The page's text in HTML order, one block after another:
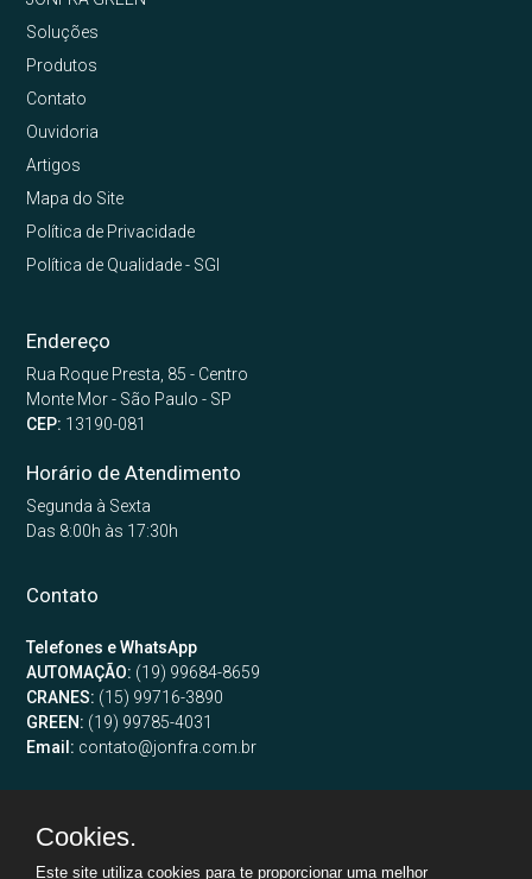
Soluções
Produtos
Contato
Ouvidoria
Artigos
Mapa do Site
Política de Privacidade
Política de Qualidade - SGI
Endereço
Rua Roque Presta, 85 - Centro
Monte Mor - São Paulo - SP
CEP: 13190-081
Horário de Atendimento
Segunda à Sexta
Das 8:00h às 17:30h
Contato
Telefones e WhatsApp
AUTOMAÇÃO: (19) 99684-8659
CRANES: (15) 99716-3890
GREEN: (19) 99785-4031
Email: contato@jonfra.com.br
Cookies.
Este site utiliza cookies para te proporcionar uma melhor